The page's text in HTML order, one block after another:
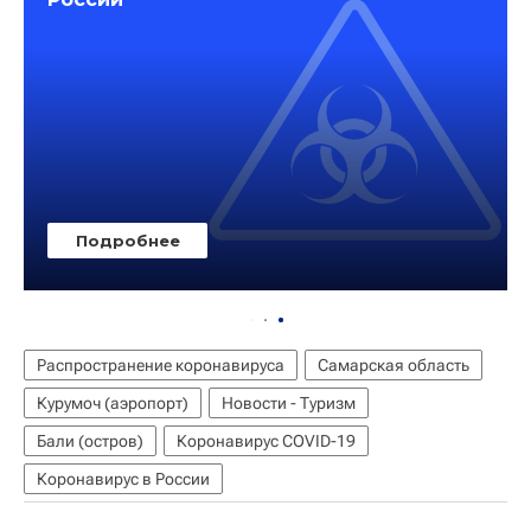
Распространение коронавируса
Самарская область
Курумоч (аэропорт)
Новости - Туризм
Бали (остров)
Коронавирус COVID-19
Коронавирус в России